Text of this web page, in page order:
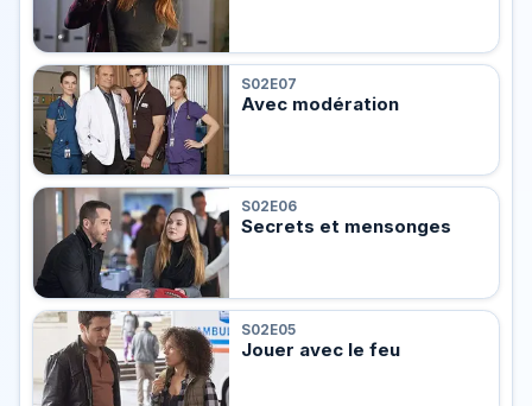
S02E07
Avec modération
S02E06
Secrets et mensonges
S02E05
Jouer avec le feu